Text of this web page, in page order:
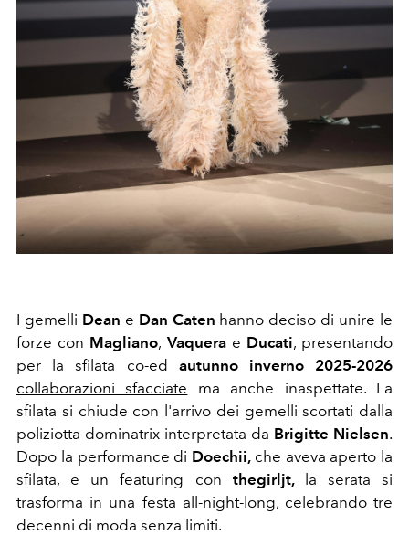
I gemelli Dean e Dan Caten hanno deciso di unire le
forze con Magliano, Vaquerae Ducati, presentando
per la sfilata co-ed autunno inverno 2025-2026
collaborazioni sfacciate ma anche inaspettate. La
sfilata si chiude con l'arrivo dei gemelli scortati dalla
poliziotta dominatrix interpretata da Brigitte Nielsen.
Dopo la performance di Doechii, che aveva aperto la
sfilata, e un featuring con thegirljt, la serata si
trasforma in una festa all-night-long, celebrando tre
decenni di moda senza limiti.